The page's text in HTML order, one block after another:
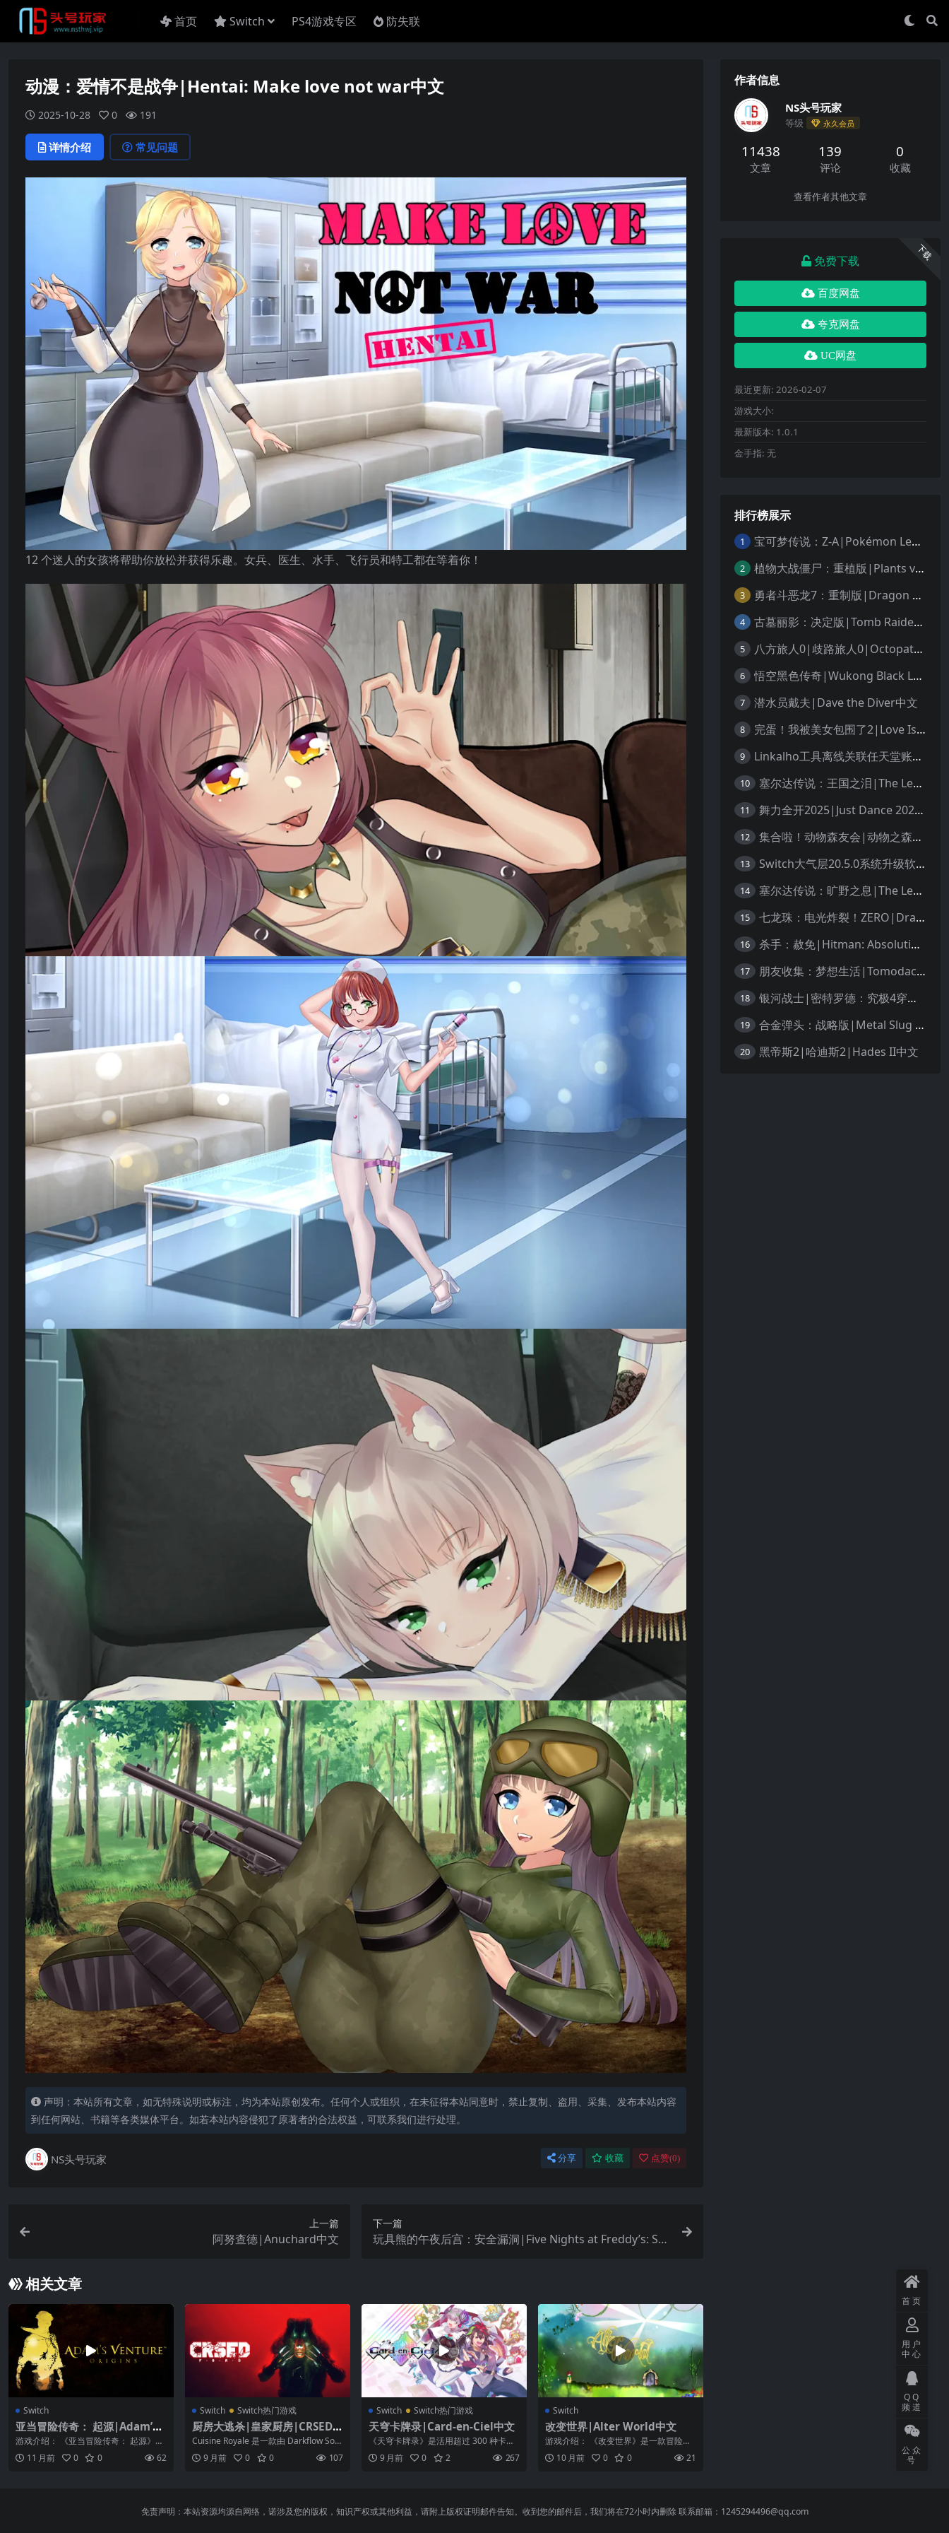
首页 Switch PS4游戏专区 防失联
动漫：爱情不是战争|Hentai: Make love not war中文
2025-10-28 0 191
详情介绍 常见问题
12 个迷人的女孩将帮助你放松并获得乐趣。女兵、医生、水手、飞行员和特工都在等着你！
声明：本站所有文章，如无特殊说明或标注，均为本站原创发布。任何个人或组织，在未征得本站同意时，禁止复制、盗用、采集、发布本站内容
到任何网站、书籍等各类媒体平台。如若本站内容侵犯了原著者的合法权益，可联系我们进行处理。
NS头号玩家 分享 收藏 点赞(0)
上一篇
阿努查德|Anuchard中文
下一篇
玩具熊的午夜后宫：安全漏洞|Five Nights at Freddy’s: Sec
相关文章
Switch
亚当冒险传奇： 起源|Adam’s
Venture: Origins中文
游戏介绍： 《亚当冒险传奇： 起源》扮
演亚当，与你的同伴伊夫林一起踏上大
胆的冒险...
11 月前 0 0 62
Switch Switch热门游戏
厨房大逃杀|皇家厨房|CRSED:
F.O.A.D.
Cuisine Royale 是一款由 Darkflow Soft
ware 制作...
9 月前 0 0 107
Switch Switch热门游戏
天穹卡牌录|Card-en-Ciel中文
《天穹卡牌录》是活用超过 300 种卡牌
及 50 首歌曲来展开战斗的牌组构筑型
卡...9 月前 0 2 267
Switch
改变世界|Alter World中文
游戏介绍： 《改变世界》是一款冒险解
谜游戏，游戏中玩家要帮助主角找到她
丢失的宠物...
10 月前 0 0 21
作者信息
NS头号玩家
等级 永久会员
11438
文章
139
评论
0
收藏
查看作者其他文章
下载
免费下载
百度网盘
夸克网盘
UC网盘
最近更新: 2026-02-07
游戏大小:
最新版本: 1.0.1
金手指: 无
排行榜展示
1 宝可梦传说：Z-A|Pokémon Legends: Z-A中文
2 植物大战僵尸：重植版|Plants vs. Zombies: Replanted中文
3 勇者斗恶龙7：重制版|Dragon Quest VII Reimagined中文
4 古墓丽影：决定版|Tomb Raider: Definitive Edition中文
5 八方旅人0|歧路旅人0|Octopath Traveler 0中文
6 悟空黑色传奇|Wukong Black Legend
7 潜水员戴夫|Dave the Diver中文
8 完蛋！我被美女包围了2|Love Is All Around 2中文
9 Linkalho工具离线关联任天堂账户教程
10 塞尔达传说：王国之泪|The Legend of Zelda: Tears of the Kingdom中文
11 舞力全开2025|Just Dance 2025中文
12 集合啦！动物森友会|动物之森|Animal Crossing: New Horizons中文
13 Switch大气层20.5.0系统升级软硬破通用教程
14 塞尔达传说：旷野之息|The Legend of Zelda: Breath of the Wild中文
15 七龙珠：电光炸裂！ZERO|Dragon Ball: Sparking! Zero中文
16 杀手：赦免|Hitman: Absolution汉化
17 朋友收集：梦想生活|Tomodachi Life: Living the Dream中文
18 银河战士|密特罗德：究极4穿越未知|Metroid Prime 4: Beyond中文
19 合金弹头：战略版|Metal Slug Tactics中文
20 黑帝斯2|哈迪斯2|Hades II中文
免责声明：本站资源均源自网络，诺涉及您的版权，知识产权或其他利益，请附上版权证明邮件告知。收到您的邮件后，我们将在72小时内删除 联系邮箱：1245294496@qq.com
首页
用户
中心
QQ
频道
公众
号